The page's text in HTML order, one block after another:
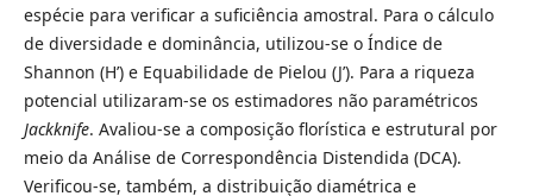
espécie para verificar a suficiência amostral. Para o cálculo
de diversidade e dominância, utilizou-se o Índice de
Shannon (H’) e Equabilidade de Pielou (J’). Para a riqueza
potencial utilizaram-se os estimadores não paramétricos
Jackknife. Avaliou-se a composição florística e estrutural por
meio da Análise de Correspondência Distendida (DCA).
Verificou-se, também, a distribuição diamétrica e